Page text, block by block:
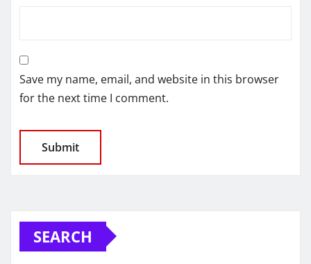
Save my name, email, and website in this browser
for the next time I comment.
SEARCH